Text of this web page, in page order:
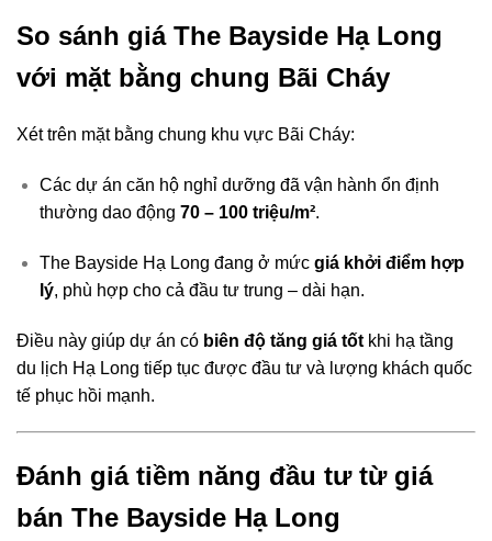
So sánh giá The Bayside Hạ Long
với mặt bằng chung Bãi Cháy
Xét trên mặt bằng chung khu vực Bãi Cháy:
Các dự án căn hộ nghỉ dưỡng đã vận hành ổn định
thường dao động 70 – 100 triệu/m².
The Bayside Hạ Long đang ở mức giá khởi điểm hợp
lý, phù hợp cho cả đầu tư trung – dài hạn.
Điều này giúp dự án có biên độ tăng giá tốt khi hạ tầng
du lịch Hạ Long tiếp tục được đầu tư và lượng khách quốc
tế phục hồi mạnh.
Đánh giá tiềm năng đầu tư từ giá
bán The Bayside Hạ Long